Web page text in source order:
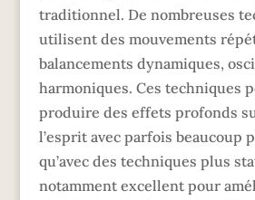
traditionnel. De nombreuses
utilisent des mouvements
balancements dynamiques,
harmoniques. Ces techniques
produire des effets profonds
l’esprit avec parfois beaucoup
qu’avec des techniques plus
notamment excellent pour